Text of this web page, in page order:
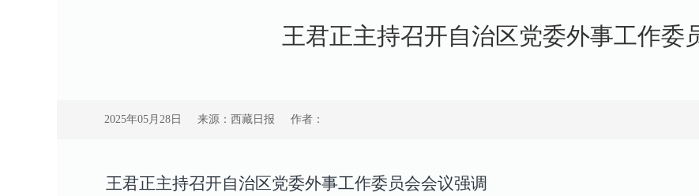
王君正主持召开自治区党委外事工作委
2025年05月28日 来源：西藏日报 作者：
王君正主持召开自治区党委外事工作委员会会议强调